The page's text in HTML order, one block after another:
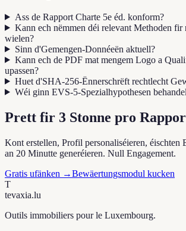
Ass de Rapport Charte 5e éd. konform?
Kann ech nëmmen déi relevant Methoden
wielen?
Sinn d'Gemengen-Donnéeën aktuell?
Kann ech de PDF mat mengem Logo a
upassen?
Huet d'SHA-256-Ënnerschrëft rechtlecht
Wéi ginn EVS-5-Spezialhypothesen
Prett fir 3 Stonne pro
Kont erstellen, Profil personaliséieren, éischten
an 20 Minutte generéieren. Null Engagement.
Gratis ufänken →Bewäertungsmodul kucken
T
tevaxia.lu
Outils immobiliers pour le Luxembourg.